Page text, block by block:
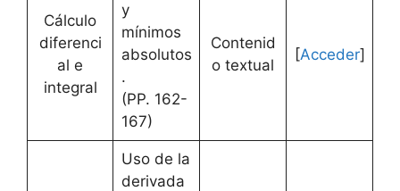
Cálculo
diferenci
al e
integral
y
mínimos
absolutos
.
(PP. 162-
167)
Contenid
o textual
[Acceder]
Uso de la
derivada